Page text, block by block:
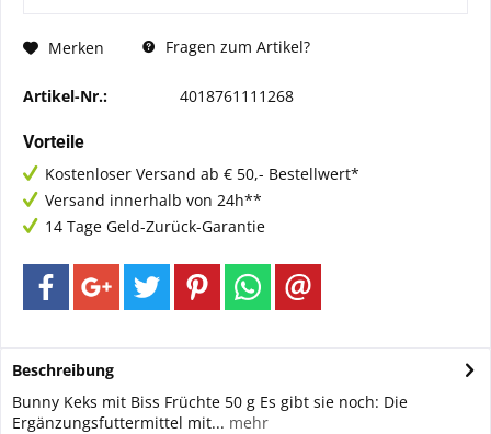
Merken Fragen zum Artikel?
Artikel-Nr.: 4018761111268
Vorteile
Kostenloser Versand ab € 50,- Bestellwert*
Versand innerhalb von 24h**
14 Tage Geld-Zurück-Garantie
Beschreibung
Bunny Keks mit Biss Früchte 50 g Es gibt sie noch: Die
Ergänzungsfuttermittel mit... mehr